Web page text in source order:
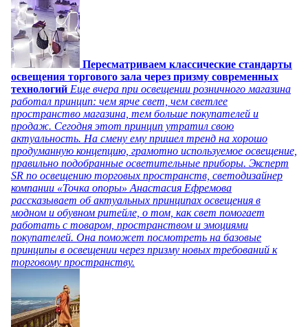
Пересматриваем классические стандарты
освещения торгового зала через призму современных
технологий Еще вчера при освещении розничного магазина
работал принцип: чем ярче свет, чем светлее
пространство магазина, тем больше покупателей и
продаж. Сегодня этот принцип утратил свою
актуальность. На смену ему пришел тренд на хорошо
продуманную концепцию, грамотно используемое освещение,
правильно подобранные осветительные приборы. Эксперт
SR по освещению торговых пространств, светодизайнер
компании «Точка опоры» Анастасия Ефремова
рассказывает об актуальных принципах освещения в
модном и обувном ритейле, о том, как свет помогает
работать с товаром, пространством и эмоциями
покупателей. Она поможет посмотреть на базовые
принципы в освещении через призму новых требований к
торговому пространству.